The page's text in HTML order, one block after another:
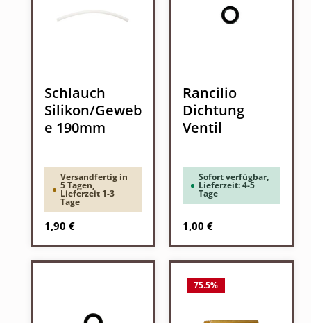
Schlauch
Silikon/Geweb
e 190mm
Versandfertig in
5 Tagen,
Lieferzeit 1-3
Tage
Regulärer Preis:
1,90 €
Rancilio
Dichtung
Ventil
Sofort verfügbar,
Lieferzeit: 4-5
Tage
Regulärer Preis:
1,00 €
75.5%